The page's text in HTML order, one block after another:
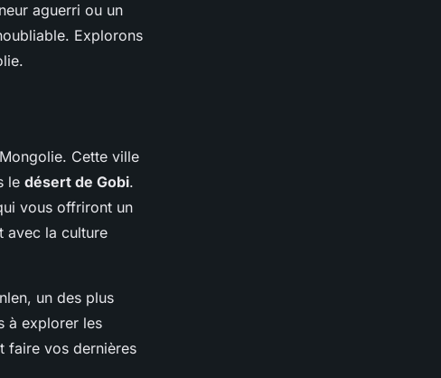
aguerri ou un
Explorons
Cette ville
le désert de Gobi.
vous offriront un
avec la culture
un des plus
à explorer les
faire vos dernières